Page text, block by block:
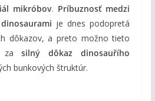
mikróbov. Príbuznosť medzi
je dnes podopretá
dôkazov, a preto možno tieto
zasilný dôkaz dinosauřího
bunkových štruktúr.